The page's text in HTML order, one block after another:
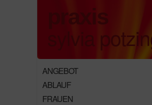
praxis
sylvia
ANGEBOT
ABLAUF
FRAUEN